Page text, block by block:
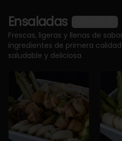
Ensaladas
Frescas, ligeras y llenas de
ingredientes de primera
saludable y deliciosa.